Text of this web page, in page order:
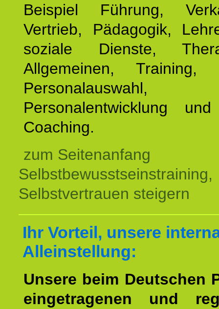
Beispiel Führung,
Vertrieb, Pädagogik,
soziale Dienste,
Allgemeinen, Training,
Personalauswahl,
Personalentwicklung
Coaching.
zum Seitenanfang
Selbstbewusstseinstraining,
Selbstvertrauen steigern
Ihr Vorteil, unsere
Alleinstellung:
Unsere beim Deutschen
eingetragenen und